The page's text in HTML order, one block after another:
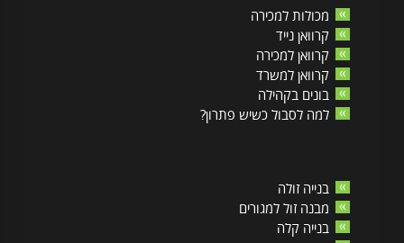
מכולות למכירה
קרוואן נייד
קרוואן למכירה
קרוואן למשרד
בונים בקהילה
למה לסבול כשיש פתרון?
בנייה זולה
מבנה זול למגורים
בנייה קלה